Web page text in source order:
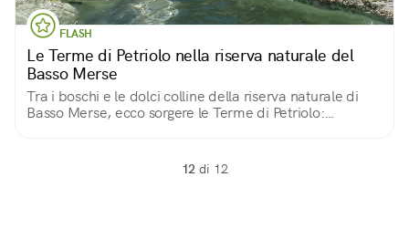
FLASH
Le Terme di Petriolo nella riserva naturale del
Basso Merse
Tra i boschi e le dolci colline della riserva naturale di
Basso Merse, ecco sorgere le Terme di Petriolo:
12 di 12